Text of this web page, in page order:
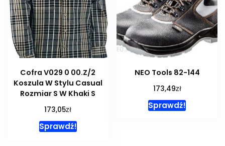
Cofra V029 0 00.Z/2
Koszula W Stylu Casual
Rozmiar S W Khaki S
173,05zł
Sprawdź!
NEO Tools 82-144
173,49zł
Sprawdź!